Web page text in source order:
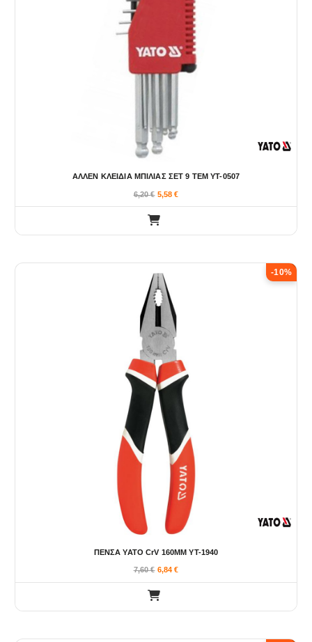
ΑΛΛΕΝ ΚΛΕΙΔΙΑ ΜΠΙΛΙΑΣ ΣΕΤ 9 ΤΕΜ YT-0507
6,20€ 5,58€
-10%
ΠΕΝΣΑ YATO CrV 160MM YT-1940
7,60€ 6,84€